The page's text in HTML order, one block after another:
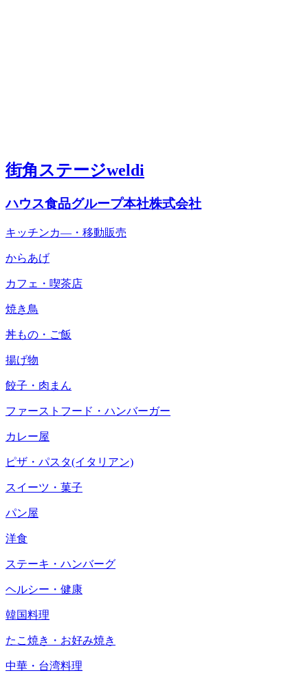
街角ステージweldi
ハウス食品グループ本社株式会社
キッチンカ―・移動販売
からあげ
カフェ・喫茶店
焼き鳥
丼もの・ご飯
揚げ物
餃子・肉まん
ファーストフード・ハンバーガー
カレー屋
ピザ・パスタ(イタリアン)
スイーツ・菓子
パン屋
洋食
ステーキ・ハンバーグ
ヘルシー・健康
韓国料理
たこ焼き・お好み焼き
中華・台湾料理